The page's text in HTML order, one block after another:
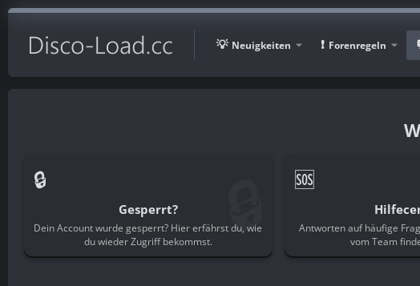
Neuigkeiten Forenregeln
🔒
Gesperrt?
Dein Account wurde gesperrt? Hier erfährst du, wie
du wieder Zugriff bekommst.
🔒 🆘
Antworten auf häufige
vom Team